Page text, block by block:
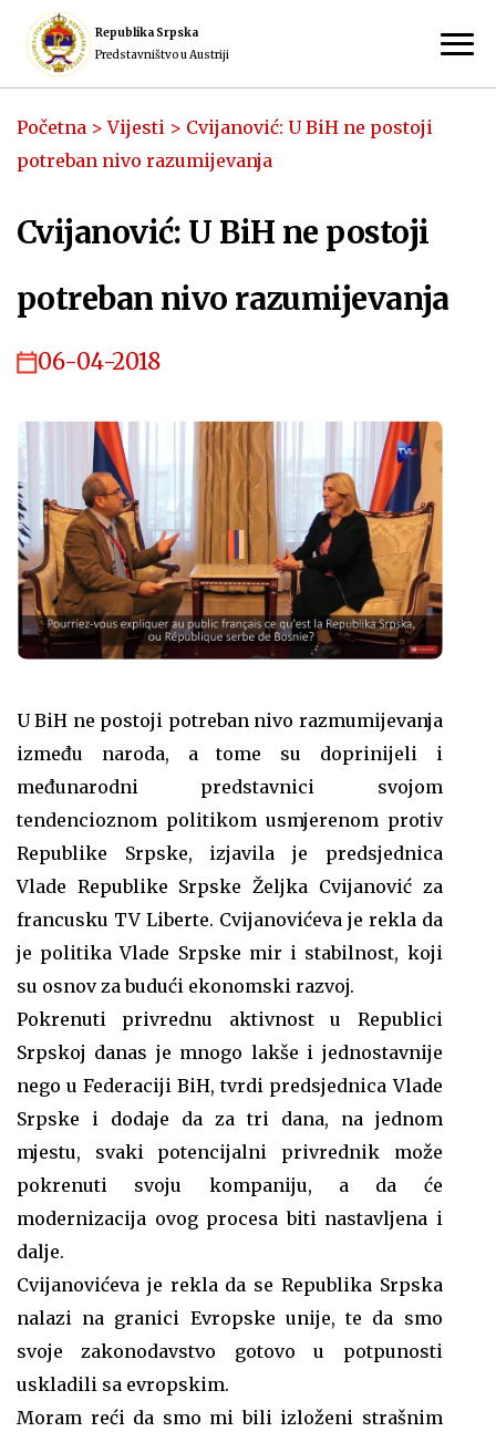
Republika Srpska
Predstavništvo u Austriji
Početna >Vijesti > Cvijanović: U BiH ne postoji
potreban nivo razumijevanja
Cvijanović: U BiH ne postoji
potreban nivo razumijevanja
06-04-2018
U BiH ne postoji potreban nivo razmumijevanja
između naroda, a tome su doprinijeli i
međunarodni predstavnici svojom
tendencioznom politikom usmjerenom protiv
Republike Srpske, izjavila je predsjednica
Vlade Republike Srpske Željka Cvijanović za
francusku TV Liberte. Cvijanovićeva je rekla da
je politika Vlade Srpske mir i stabilnost, koji
su osnov za budući ekonomski razvoj.
Pokrenuti privrednu aktivnost u Republici
Srpskoj danas je mnogo lakše i jednostavnije
nego u Federaciji BiH, tvrdi predsjednica Vlade
Srpske i dodaje da za tri dana, na jednom
mjestu, svaki potencijalni privrednik može
pokrenuti svoju kompaniju, a da će
modernizacija ovog procesa biti nastavljena i
dalje.
Cvijanovićeva je rekla da se Republika Srpska
nalazi na granici Evropske unije, te da smo
svoje zakonodavstvo gotovo u potpunosti
uskladili sa evropskim.
Moram reći da smo mi bili izloženi strašnim